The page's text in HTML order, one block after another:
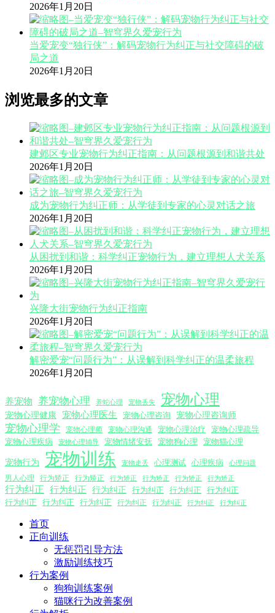
2026年1月20日
当爱宠变“独行侠”：解码宠物行为纠正与社交障碍的破
局之道
2026年1月20日
浏览最多的文章
建邺区专业宠物行为纠正指南：从问题根源到和谐共处
2026年1月20日
成为宠物行为纠正师：从学徒到专家的心灵对话之旅
2026年1月20日
从困扰到和谐：科学纠正宠物行为，建立理想人犬关系
2026年1月20日
兴隆大街宠物行为纠正指南
2026年1月20日
解密爱宠“问题行为”：从误解到科学纠正的温柔旅程
2026年1月20日
养宠物 养宠物心理 养蛇心理 宠物丢失 宠物心理
宠物心理健康 宠物心理医生 宠物心理咨询 宠物心理咨询师
宠物心理学 宠物心理师 宠物心理沟通 宠物心理治疗
宠物心理疏导
宠物心理疾病
宠物心理辅导 宠物情绪安抚 宠物狗心理 宠物猫心理
宠物行为 宠物训练 宠物走丢 心理测试 心理疾病 心理问题
男人心理 行为矫正 行为矫正 行为矫正 行为矫正 行为矫正 行为矫正
行为纠正 行为纠正 行为纠正 行为纠正 行为纠正
行为纠正
行为纠正
行为纠正 行为纠正 行为纠正 行为纠正 行为纠正 行为纠正
首页
正向训练
无惩罚引导方法
激励训练技巧
行为案例
狗狗训练案例
猫咪行为改善案例